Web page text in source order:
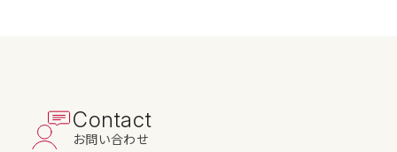
Contact
お問い合わせ